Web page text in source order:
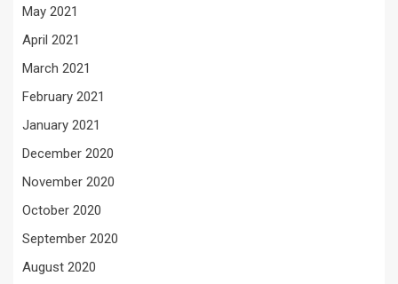
May 2021
April 2021
March 2021
February 2021
January 2021
December 2020
November 2020
October 2020
September 2020
August 2020